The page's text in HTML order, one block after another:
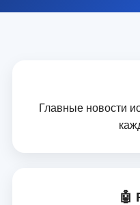
Главные новости
🤖